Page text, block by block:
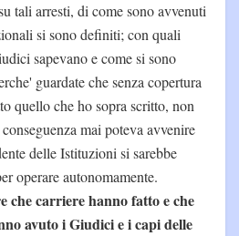
tali arresti, di come sono avvenuti
si sono definiti; con quali
sapevano e come si sono
guardate che senza copertura
quello che ho sopra scritto, non
mai poteva avvenire
delle Istituzioni si sarebbe
operare autonomamente.
che carriere hanno fatto e che
avuto i Giudici e i capi delle